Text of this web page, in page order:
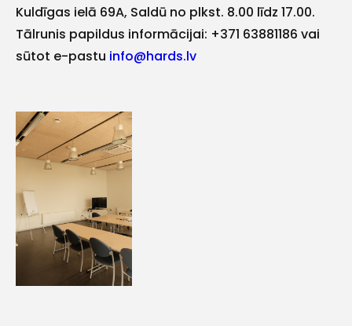
Kuldīgas ielā 69A, Saldū no plkst. 8.00 līdz 17.00.
Tālrunis papildus informācijai: +371 63881186 vai
sūtot e-pastu info@hards.lv
Vārds